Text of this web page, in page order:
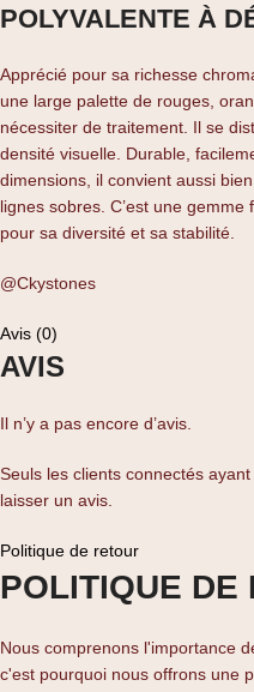
POLYVALENTE À
Apprécié pour sa richesse
une large palette de rouges,
nécessiter de traitement. Il se
densité visuelle. Durable,
dimensions, il convient aussi
lignes sobres. C’est une
pour sa diversité et sa stabilité.
@Ckystones
Avis (0)
AVIS
Il n’y a pas encore d’avis.
Seuls les clients connectés
laisser un avis.
Politique de retour
POLITIQUE DE
Nous comprenons l'importance
c'est pourquoi nous offrons une